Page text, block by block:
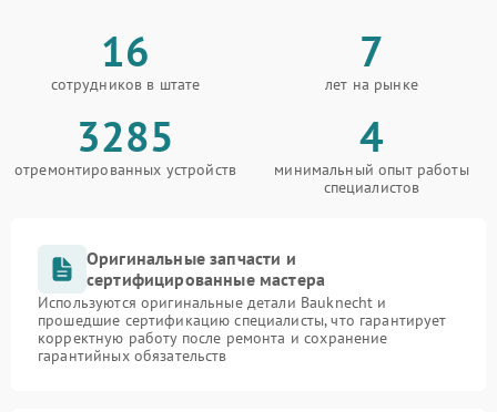
16
сотрудников в штате
7
лет на рынке
3285
отремонтированных устройств
4
минимальный опыт работы
специалистов
Оригинальные запчасти и
сертифицированные мастера
Используются оригинальные детали Bauknecht и
прошедшие сертификацию специалисты, что гарантирует
корректную работу после ремонта и сохранение
гарантийных обязательств